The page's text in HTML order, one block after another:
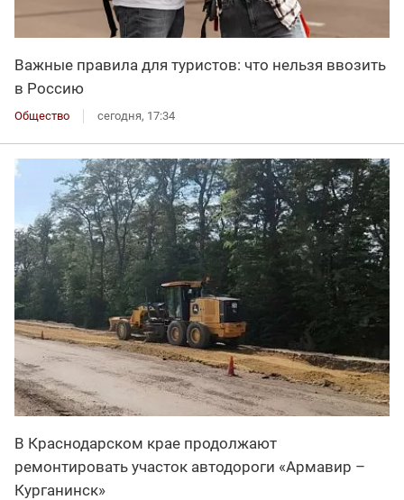
Важные правила для туристов: что нельзя ввозить
в Россию
Общество сегодня, 17:34
В Краснодарском крае продолжают
ремонтировать участок автодороги «Армавир –
Курганинск»